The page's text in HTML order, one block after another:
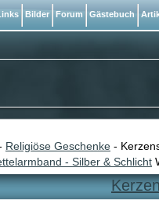
Religiöse Geschenke -
- Silber & Schlicht
Bilder Forum Gästebuch